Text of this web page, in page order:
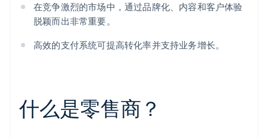
在竞争激烈的市场中，通过品牌化、内容和客户体验
脱颖而出非常重要。
高效的支付系统可提高转化率并支持业务增长。
什么是零售商？